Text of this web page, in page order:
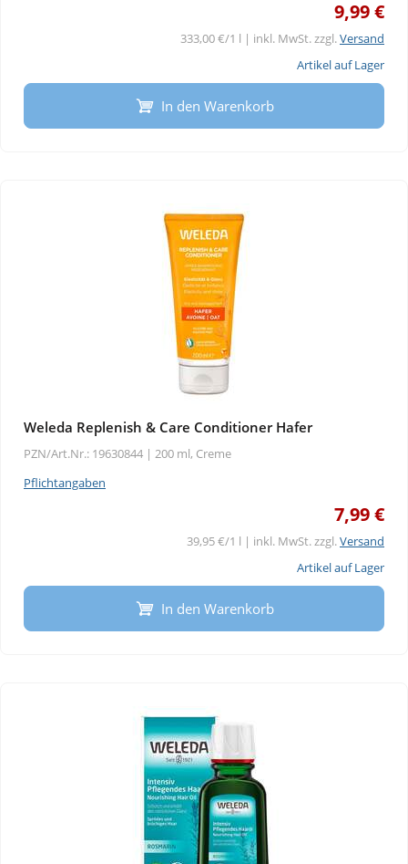
9,99 €
333,00 €/1 l | inkl. MwSt. zzgl.Versand
Artikel auf Lager
In den Warenkorb
Weleda Replenish & Care Conditioner Hafer
PZN/Art.Nr.: 19630844 | 200 ml, Creme
Pflichtangaben
7,99 €
39,95 €/1 l | inkl. MwSt. zzgl.Versand
Artikel auf Lager
In den Warenkorb